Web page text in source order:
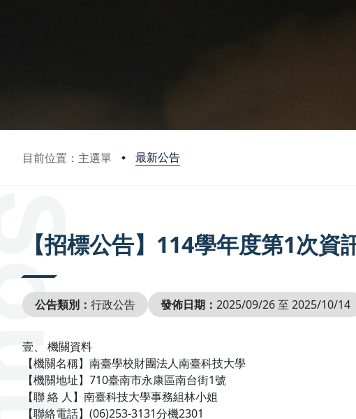
目前位置：主選單 最新公告
【招標公告】114學年度第1次
公告類別： 行政公告 發佈日期： 2025/09/26 至 2025/10/14
壹、 機關資料
【機關名稱】南臺學校財團法人南臺科技大學
【機關地址】710臺南市永康區南台街1號
【聯 絡 人】南臺科技大學事務組林小姐
【聯絡電話】(06)253-3131分機2301